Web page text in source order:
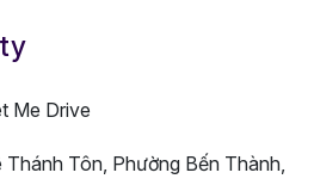
Me Drive
Tôn, Phường Bến Thành,